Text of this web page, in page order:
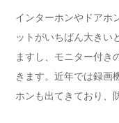
インターホンやドアホ
ットがいちばん大きい
ますし、モニター付き
きます。近年では録画
ホンも出てきており、